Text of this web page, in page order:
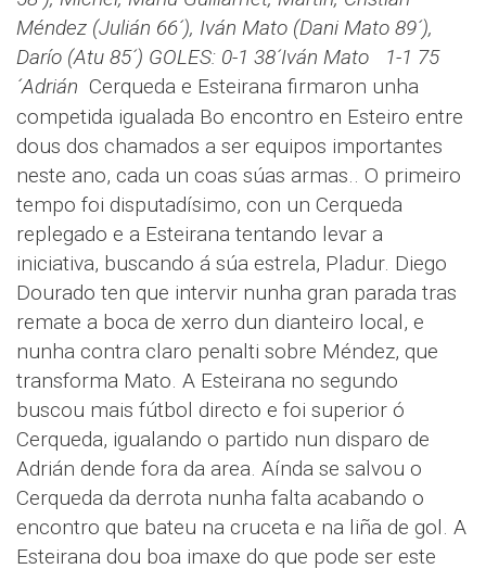
Méndez (Julián 66´), Iván Mato (Dani Mato 89´),
Darío (Atu 85´) GOLES: 0-1 38´Iván Mato 1-1 75
´Adrián Cerqueda e Esteirana firmaron unha
competida igualada Bo encontro en Esteiro entre
dous dos chamados a ser equipos importantes
neste ano, cada un coas súas armas.. O primeiro
tempo foi disputadísimo, con un Cerqueda
replegado e a Esteirana tentando levar a
iniciativa, buscando á súa estrela, Pladur. Diego
Dourado ten que intervir nunha gran parada tras
remate a boca de xerro dun dianteiro local, e
nunha contra claro penalti sobre Méndez, que
transforma Mato. A Esteirana no segundo
buscou mais fútbol directo e foi superior ó
Cerqueda, igualando o partido nun disparo de
Adrián dende fora da area. Aínda se salvou o
Cerqueda da derrota nunha falta acabando o
encontro que bateu na cruceta e na liña de gol. A
Esteirana dou boa imaxe do que pode ser este